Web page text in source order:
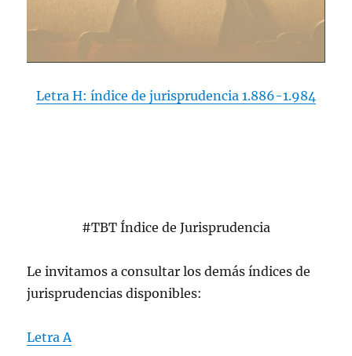
Letra H: índice de jurisprudencia 1.886-1.984
#TBT Índice de Jurisprudencia
Le invitamos a consultar los demás índices de
jurisprudencias disponibles:
Letra A